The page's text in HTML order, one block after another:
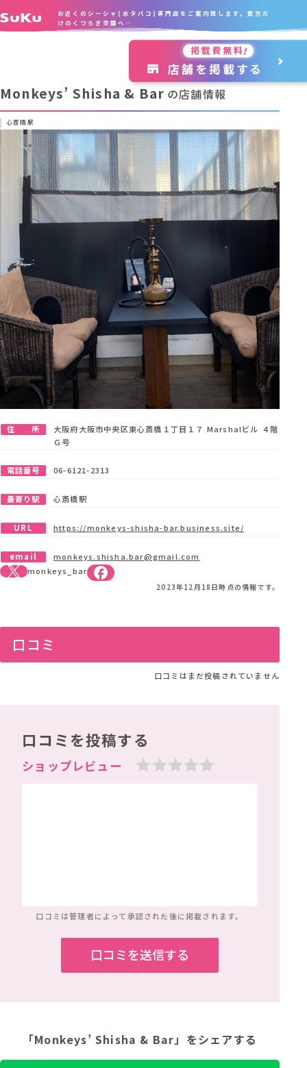
お近くのシーシャ(水タバコ)専門店をご案内致します。貴方だ
けのくつろぎ空間へ…
Monkeys’ Shisha & Bar の店舗情報
心斎橋駅
住 所
大阪府大阪市中央区東心斎橋１丁目１７ Marshalビル ４階
Ｇ号
電話番号 06-6121-2313
最寄り駅 心斎橋駅
URL https://monkeys-shisha-bar.business.site/
email
monkeys.shisha.bar@gmail.com
monkeys_bar
2023年12月18日時点の情報です。
口コミ
口コミはまだ投稿されていません
口コミを投稿する
口コミは管理者によって承認された後に掲載されます。
「Monkeys’ Shisha & Bar」 をシェアする